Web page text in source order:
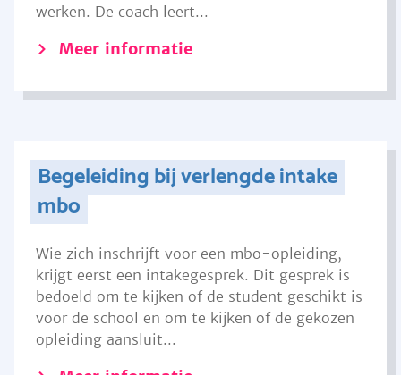
werken. De coach leert...
Meer informatie
Begeleiding bij verlengde intake
mbo
Wie zich inschrijft voor een mbo-opleiding,
krijgt eerst een intakegesprek. Dit gesprek is
bedoeld om te kijken of de student geschikt is
voor de school en om te kijken of de gekozen
opleiding aansluit...